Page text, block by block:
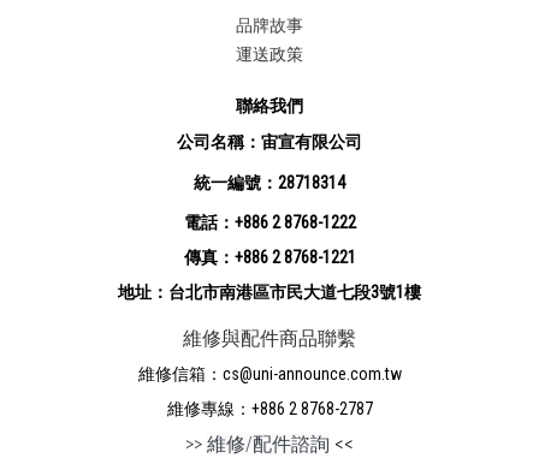
品牌故事
運送政策
聯絡我們
公司名稱：宙宣有限公司
統一編號：28718314
電話：+886 2 8768-1222
傳真：+886 2 8768-1221
地址：台北市南港區市民大道七段3號1樓
維修與配件商品聯繫
維修信箱：cs@uni-announce.com.tw
維修專線：+886 2 8768-2787
>> 維修/配件諮詢 <<